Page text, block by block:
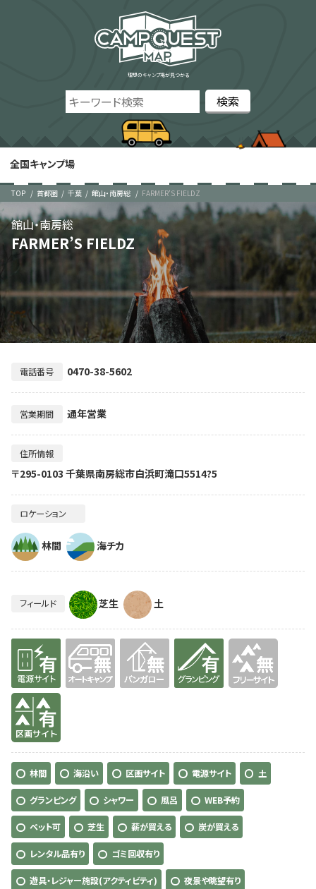
理想のキャンプ場が見つかる
全国キャンプ場
TOP 首都圏 千葉 館山・南房総 FARMER’S FIELDZ
FARMER’S FIELDZ
館山・南房総
電話番号 0470-38-5602
営業期間 通年営業
住所情報
〒295-0103 千葉県南房総市白浜町滝口5514?5
ロケーション
林間 海チカ
フィールド 芝生 土
有り 無
有り
林間 海沿い 区画サイト 電源サイト 土
グランピング シャワー 風呂 WEB予約
ペット可 芝生 薪が買える 炭が買える
レンタル品有り ゴミ回収有り
遊具・レジャー施設(アクティビティ) 夜景や眺望有り